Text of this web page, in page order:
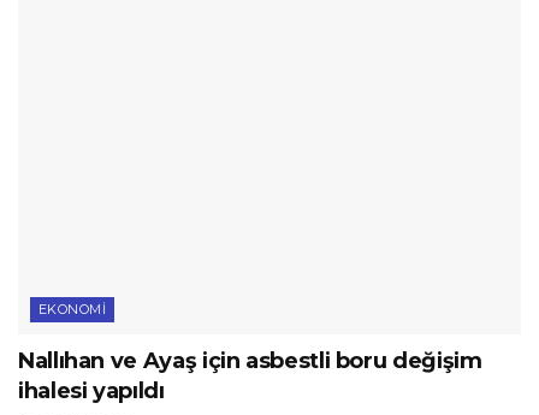
EKONOMI
Nallıhan ve Ayaş için asbestli boru değişim
ihalesi yapıldı